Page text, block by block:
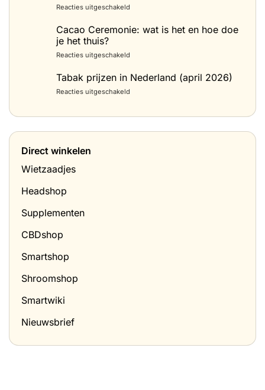
Reacties uitgeschakeld
maken:
cake
Cacao Ceremonie: wat is het en hoe doe
je het thuis?
Reacties uitgeschakeld
Ceremonie:
en
Tabak prijzen in Nederland (april 2026)
Reacties uitgeschakeld
Nederland
Direct winkelen
Wietzaadjes
Headshop
Supplementen
CBDshop
Smartshop
Shroomshop
Smartwiki
Nieuwsbrief